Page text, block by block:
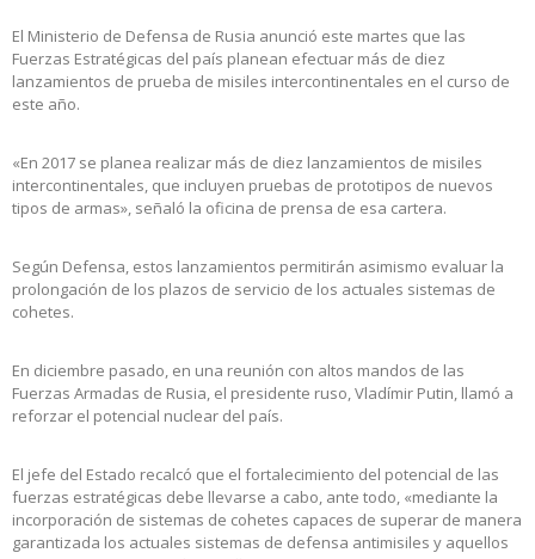
El Ministerio de Defensa de Rusia anunció este martes que las
Fuerzas Estratégicas del país planean efectuar más de diez
lanzamientos de prueba de misiles intercontinentales en el curso de
este año.
«En 2017 se planea realizar más de diez lanzamientos de misiles
intercontinentales, que incluyen pruebas de prototipos de nuevos
tipos de armas», señaló la oficina de prensa de esa cartera.
Según Defensa, estos lanzamientos permitirán asimismo evaluar la
prolongación de los plazos de servicio de los actuales sistemas de
cohetes.
En diciembre pasado, en una reunión con altos mandos de las
Fuerzas Armadas de Rusia, el presidente ruso, Vladímir Putin, llamó a
reforzar el potencial nuclear del país.
El jefe del Estado recalcó que el fortalecimiento del potencial de las
fuerzas estratégicas debe llevarse a cabo, ante todo, «mediante la
incorporación de sistemas de cohetes capaces de superar de manera
garantizada los actuales sistemas de defensa antimisiles y aquellos